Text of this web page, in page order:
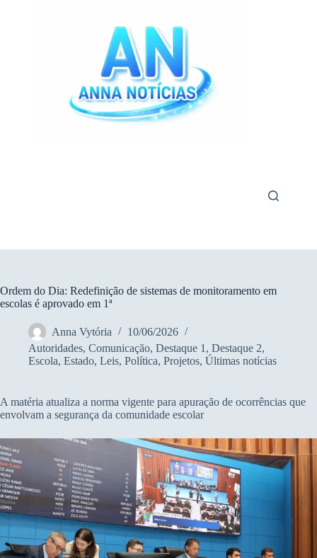
Ordem do Dia: Redefinição de sistemas de monitoramento em
escolas é aprovado em 1ª
Anna Vytória
10/06/2026
Autoridades, Comunicação, Destaque 1 , Destaque 2,
Escola, Estado, Leis, Política, Projetos, Últimas notícias
A matéria atualiza a norma vigente para apuração de ocorrências que
envolvam a segurança da comunidade escolar